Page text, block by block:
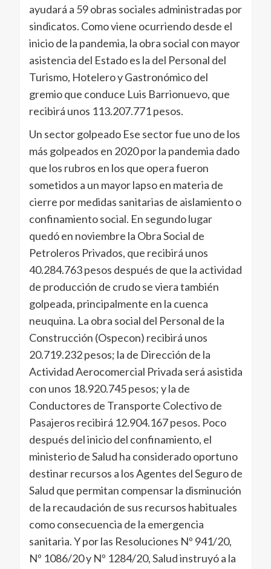
ayudará a 59 obras sociales administradas por
sindicatos. Como viene ocurriendo desde el
inicio de la pandemia, la obra social con mayor
asistencia del Estado es la del Personal del
Turismo, Hotelero y Gastronómico del
gremio que conduce Luis Barrionuevo, que
recibirá unos 113.207.771 pesos.
Un sector golpeado Ese sector fue uno de los
más golpeados en 2020 por la pandemia dado
que los rubros en los que opera fueron
sometidos a un mayor lapso en materia de
cierre por medidas sanitarias de aislamiento o
confinamiento social. En segundo lugar
quedó en noviembre la Obra Social de
Petroleros Privados, que recibirá unos
40.284.763 pesos después de que la actividad
de producción de crudo se viera también
golpeada, principalmente en la cuenca
neuquina. La obra social del Personal de la
Construcción (Ospecon) recibirá unos
20.719.232 pesos; la de Dirección de la
Actividad Aerocomercial Privada será asistida
con unos 18.920.745 pesos; y la de
Conductores de Transporte Colectivo de
Pasajeros recibirá 12.904.167 pesos. Poco
después del inicio del confinamiento, el
ministerio de Salud ha considerado oportuno
destinar recursos a los Agentes del Seguro de
Salud que permitan compensar la disminución
de la recaudación de sus recursos habituales
como consecuencia de la emergencia
sanitaria. Y por las Resoluciones Nº 941/20,
Nº 1086/20 y Nº 1284/20, Salud instruyó a la